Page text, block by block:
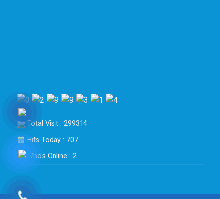
Total Visit : 299314
Hits Today : 707
Who's Online : 2